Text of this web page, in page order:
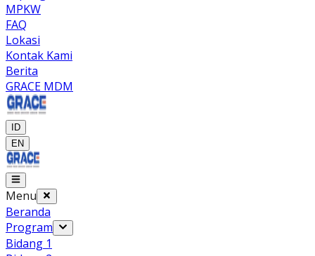
MPKW
FAQ
Lokasi
Kontak Kami
Berita
GRACE MDM
ID
EN
Menu
Beranda
Program
Bidang 1